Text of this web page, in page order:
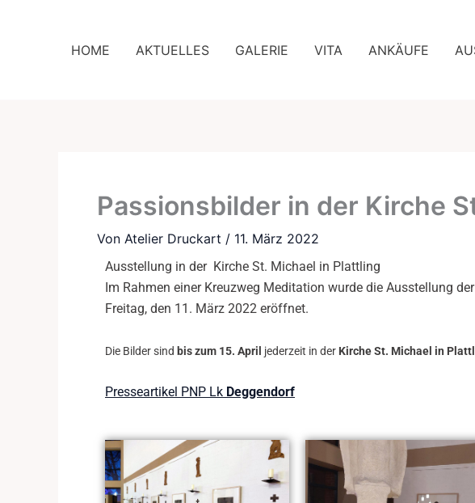
HOME AKTUELLES GALERIE VITA ANKÄUFE
Passionsbilder in der Kirche
Von Atelier Druckart / 11. März 2022
Ausstellung in der Kirche St. Michael in Plattling
Im Rahmen einer Kreuzweg Meditation wurde die Ausstellung
Freitag, den 11. März 2022 eröffnet.
Die Bilder sind bis zum 15. April jederzeit in der Kirche St. Michael in
Presseartikel PNP Lk Deggendorf
>>> Ausstellung: Sonnengesang im